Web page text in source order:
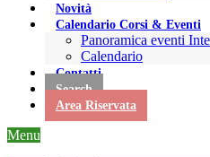
Novità
Calendario Corsi & Eventi
Panoramica eventi
Calendario
Contatti
Search
Area Riservata
Menu